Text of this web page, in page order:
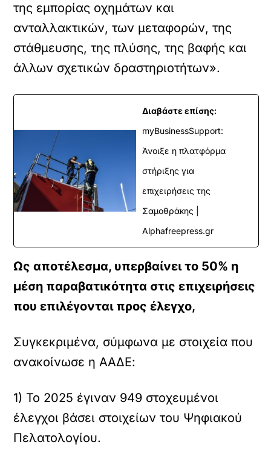
της εμπορίας οχημάτων και
ανταλλακτικών, των μεταφορών, της
στάθμευσης, της πλύσης, της βαφής και
άλλων σχετικών δραστηριοτήτων».
Διαβάστε επίσης:
myBusinessSupport:
Άνοιξε η πλατφόρμα
στήριξης για
επιχειρήσεις της
Σαμοθράκης |
Alphafreepress.gr
Ως αποτέλεσμα, υπερβαίνει το 50% η
μέση παραβατικότητα στις επιχειρήσεις
που επιλέγονται προς έλεγχο,
Συγκεκριμένα, σύμφωνα με στοιχεία που
ανακοίνωσε η ΑΑΔΕ:
1) Το 2025 έγιναν 949 στοχευμένοι
έλεγχοι βάσει στοιχείων του Ψηφιακού
Πελατολογίου.